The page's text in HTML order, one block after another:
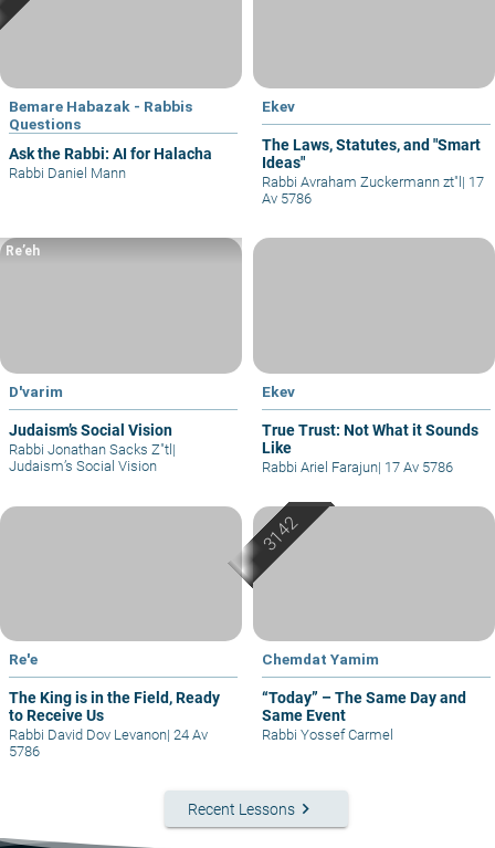
Bemare Habazak - Rabbis
Questions
Ask the Rabbi: AI for Halacha
Rabbi Daniel Mann
Ekev
The Laws, Statutes, and "Smart
Ideas"
Rabbi Avraham Zuckermann zt"l | 17
Av 5786
D'varim
Judaism’s Social Vision
Re’eh
Rabbi Jonathan Sacks Z"tl |
Judaism’s Social Vision
Ekev
True Trust: Not What it Sounds
Like
Rabbi Ariel Farajun| 17 Av 5786
Re'e
The King is in the Field, Ready
to Receive Us
Rabbi David Dov Levanon| 24 Av
5786
Chemdat Yamim
“Today” – The Same Day and
Same Event
Rabbi Yossef Carmel
Recent Lessons keyboard_arrow_right